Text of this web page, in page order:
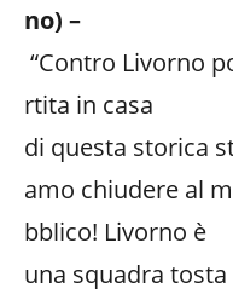
no) –
“Contro Livorno
rtita in casa
di questa storica
amo chiudere al
bblico! Livorno è
una squadra